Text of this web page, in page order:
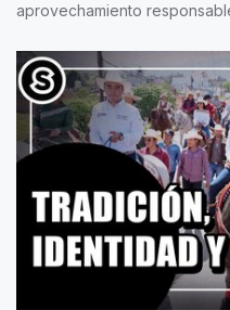
aprovechamiento